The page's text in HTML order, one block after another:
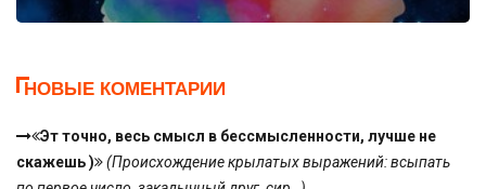
НОВЫЕ КОМЕНТАРИИ
Эт точно, весь смысл в бессмысленности, лучше не
скажешь )
(Происхождение крылатых выражений: всыпать